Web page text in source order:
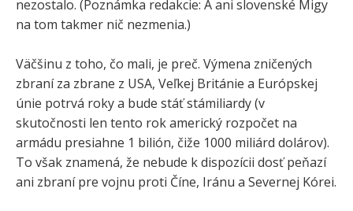
nezostalo. (Poznámka redakcie: A ani slovenské Migy
na tom takmer nič nezmenia.)
Väčšinu z toho, čo mali, je preč. Výmena zničených
zbraní za zbrane z USA, Veľkej Británie a Európskej
únie potrvá roky a bude stáť stámiliardy (v
skutočnosti len tento rok americký rozpočet na
armádu presiahne 1 bilión, čiže 1000 miliárd dolárov).
To však znamená, že nebude k dispozícii dosť peňazí
ani zbraní pre vojnu proti Číne, Iránu a Severnej Kórei.